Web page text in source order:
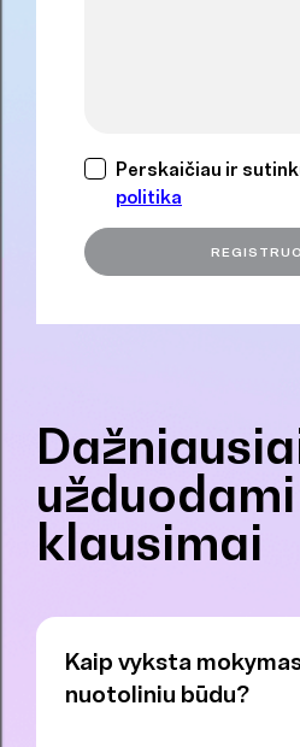
Perskaičiau ir
politika
užduodami
klausimai
Kaip vyksta
nuotoliniu būdu?